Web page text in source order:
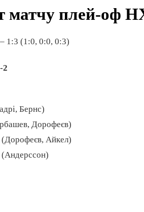
матчу плей-оф
– 1:3 (1:0, 0:0, 0:3)
2
Бернс)
Дорофеєв)
Айкел)